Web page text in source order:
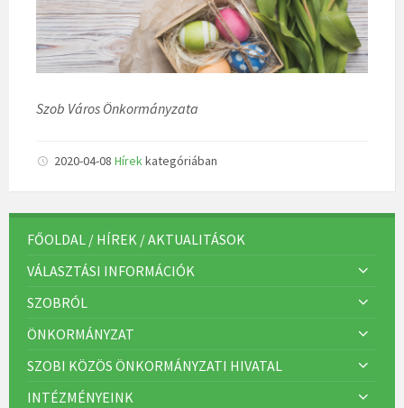
Szob Város Önkormányzata
2020-04-08 Hírekkategóriában
FŐOLDAL / HÍREK / AKTUALITÁSOK
VÁLASZTÁSI INFORMÁCIÓK
SZOBRÓL
ÖNKORMÁNYZAT
SZOBI KÖZÖS ÖNKORMÁNYZATI HIVATAL
INTÉZMÉNYEINK